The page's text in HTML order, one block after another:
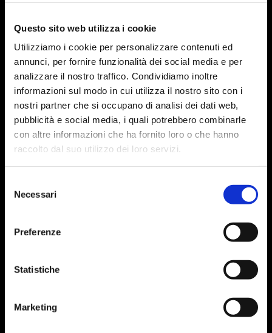
Questo sito web utilizza i cookie
Utilizziamo i cookie per personalizzare contenuti ed
annunci, per fornire funzionalità dei social media e per
analizzare il nostro traffico. Condividiamo inoltre
informazioni sul modo in cui utilizza il nostro sito con i
nostri partner che si occupano di analisi dei dati web,
pubblicità e social media, i quali potrebbero combinarle
con altre informazioni che ha fornito loro o che hanno
raccolto dal suo utilizzo dei loro servizi.
delNecessari
Preferenze
Statistiche
Marketing